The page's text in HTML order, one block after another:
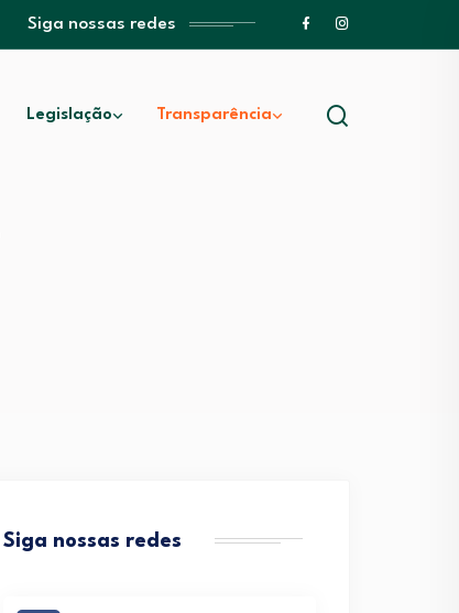
Siga nossas redes
Legislação Transparência
Siga nossas redes